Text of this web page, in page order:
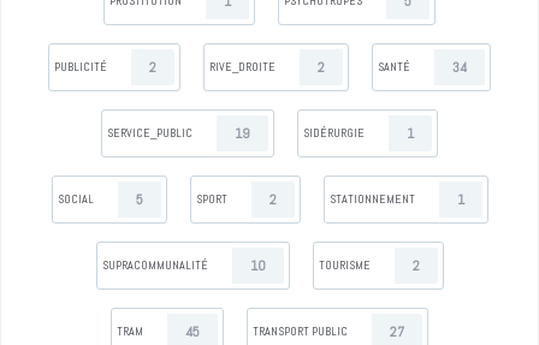
PUBLICITÉ 2 RIVE_DROITE 2 SANTÉ 34
SERVICE_PUBLIC 19 SIDÉRURGIE 1
SOCIAL 5 SPORT 2 STATIONNEMENT 1
SUPRACOMMUNALITÉ 10 TOURISME 2
TRAM 45 TRANSPORT PUBLIC 27